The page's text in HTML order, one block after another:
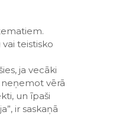
teistisko
ja vecāki
neņemot vērā
un īpaši
ir saskaņā